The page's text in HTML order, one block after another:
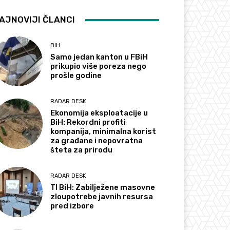
ČLANCI
BIH
Samo jedan kanton u FBiH
prikupio više poreza nego
prošle godine
RADAR DESK
Ekonomija eksploatacije u
BiH: Rekordni profiti
kompanija, minimalna korist
za građane i nepovratna
šteta za prirodu
RADAR DESK
TI BiH: Zabilježene masovne
zloupotrebe javnih resursa
pred izbore